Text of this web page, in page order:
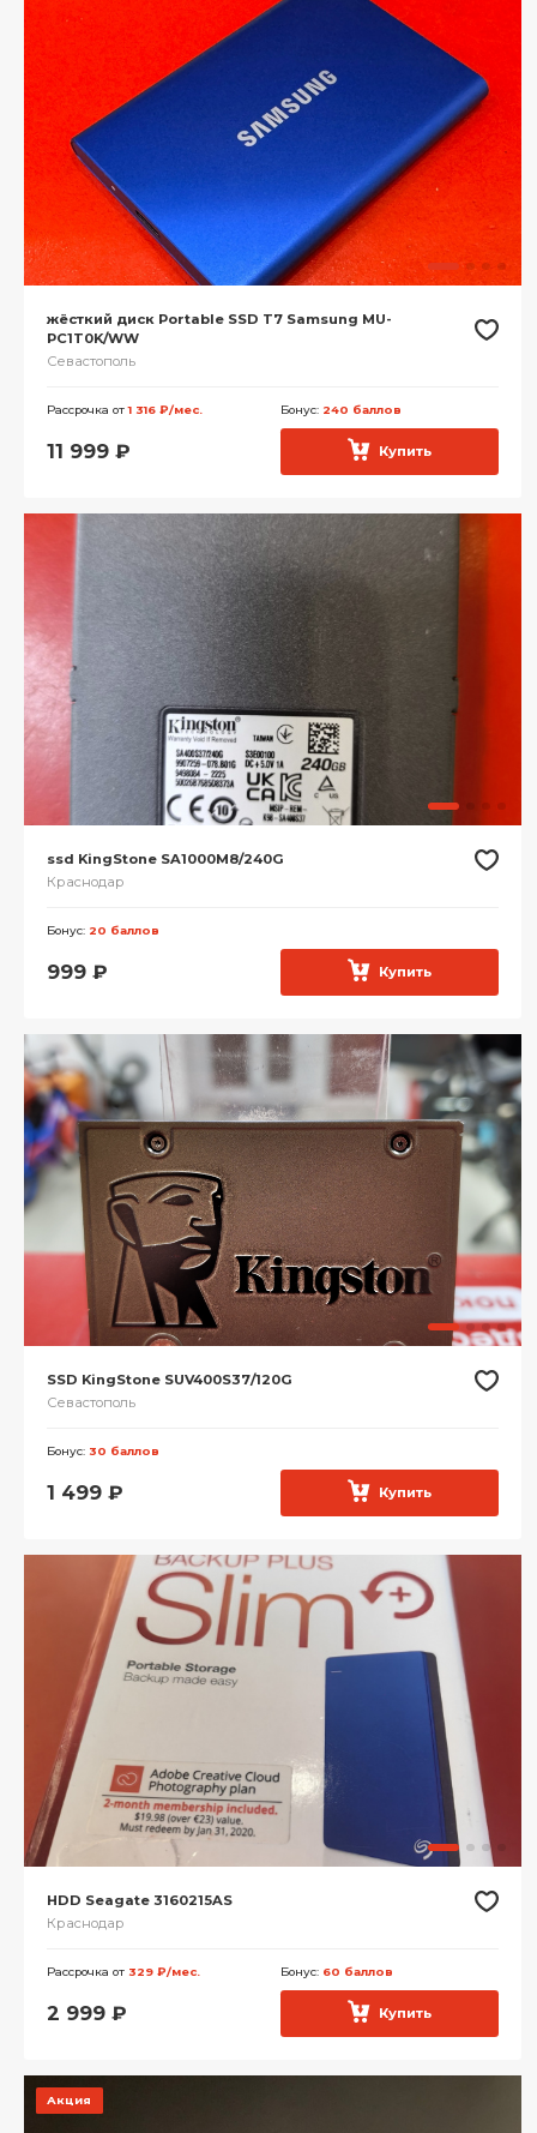
жёсткий диск Portable SSD T7 Samsung MU-
PC1T0K/WW
Севастополь
Рассрочка от1 316 ₽/мес. Бонус: 240 баллов
11 999 ₽ Купить
ssd KingStone SA1000M8/240G
Краснодар
Бонус: 20 баллов
999 ₽ Купить
SSD KingStone SUV400S37/120G
Севастополь
Бонус: 30 баллов
1 499 ₽ Купить
HDD Seagate 3160215AS
Краснодар
Рассрочка от 329 ₽/мес. Бонус: 60 баллов
2 999 ₽ Купить
Акция